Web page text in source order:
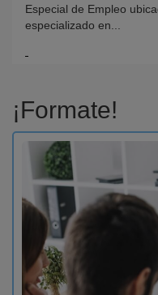
Especial de Empleo
especializado en...
¡Formate!